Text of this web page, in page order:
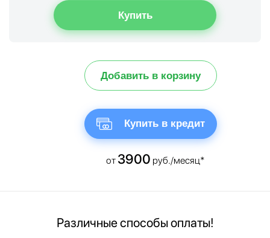
Добавить в корзину
Купить в кредит
от 3900 руб./месяц*
Различные способы оплаты!